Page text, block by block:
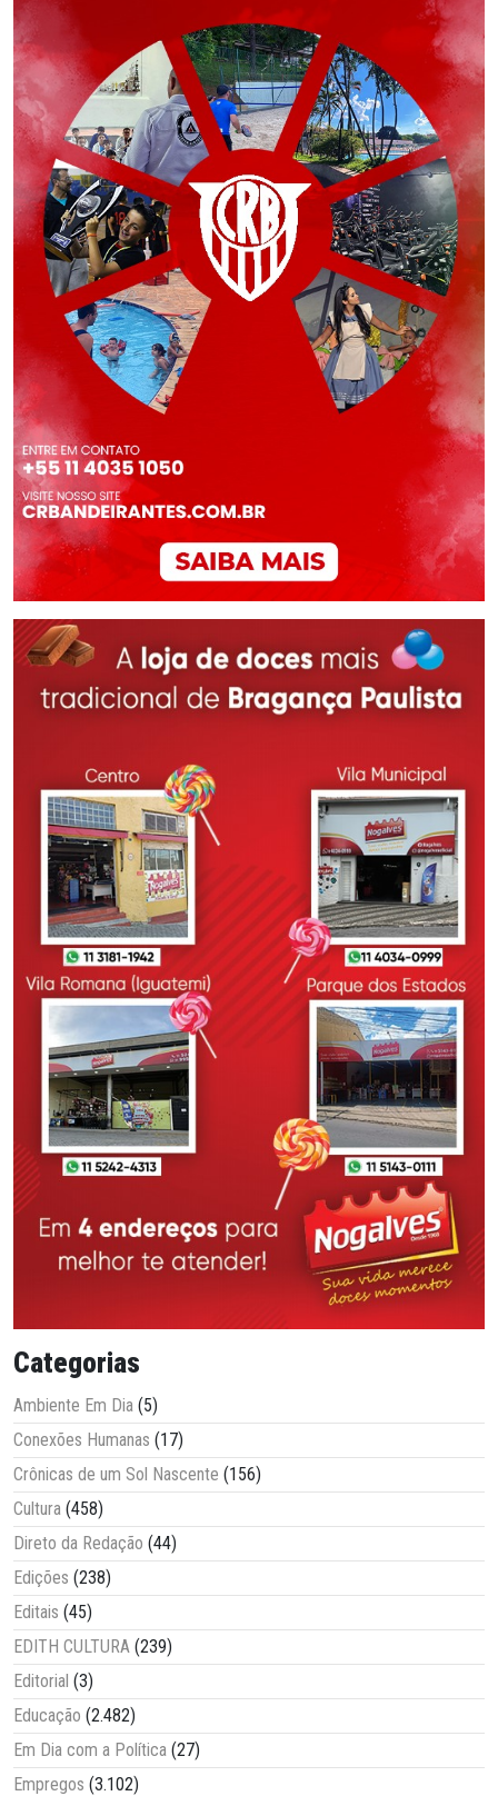
Categorias
Ambiente Em Dia (5)
Conexões Humanas (17)
Crônicas de um Sol Nascente (156)
Cultura (458)
Direto da Redação (44)
Edições (238)
Editais (45)
EDITH CULTURA (239)
Editorial (3)
Educação (2.482)
Em Dia com a Política (27)
Empregos (3.102)